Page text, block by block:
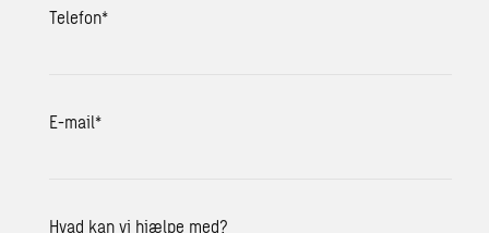
Telefon*
E-mail*
Hvad kan vi hjælpe med?